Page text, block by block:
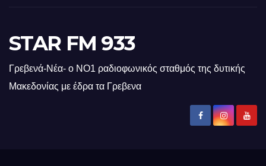
STAR FM 933
Γρεβενά-Νέα- ο ΝΟ1 ραδιοφωνικός σταθμός της δυτικής
Μακεδονίας με έδρα τα Γρεβενα